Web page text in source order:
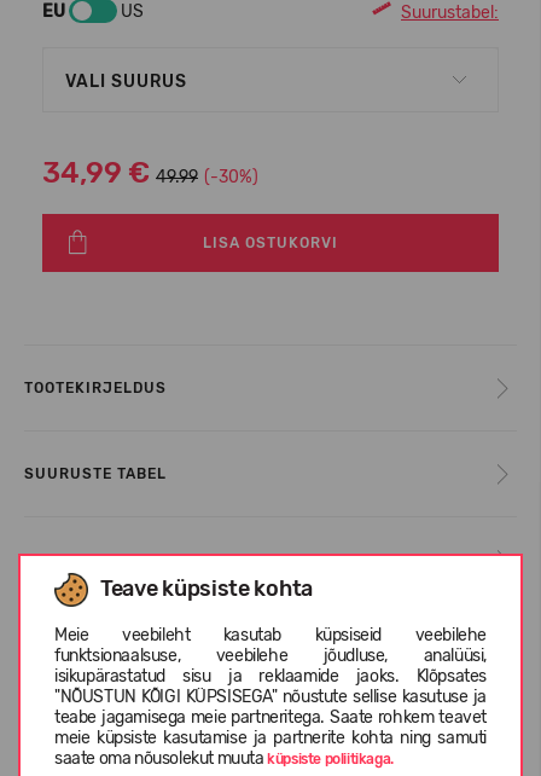
Teave küpsiste kohta
Meie veebileht kasutab küpsiseid veebilehe
funktsionaalsuse, veebilehe jõudluse, analüüsi,
isikupärastatud sisu ja reklaamide jaoks. Klõpsates
"NÕUSTUN KÕIGI KÜPSISEGA" nõustute sellise kasutuse ja
teabe jagamisega meie partneritega. Saate rohkem teavet
meie küpsiste kasutamise ja partnerite kohta ning samuti
saate oma nõusolekut muutaküpsiste poliitikaga.
EU US Suurustabel:
VALI SUURUS
34,99 € 49.99 (-30%)
LISA OSTUKORVI
TOOTEKIRJELDUS
SUURUSTE TABEL
INFORMATSIOON KOHTA CROCS™
KLIENTIDE ARVUSTUSED (0)
Sarnased tooted